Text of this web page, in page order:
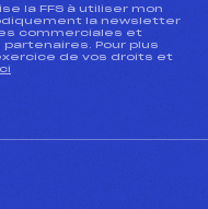
la FFS à utiliser mon
la newsletter
commerciales et
Pour plus
de vos droits et